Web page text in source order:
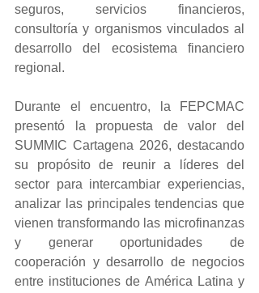
seguros, servicios financieros,
consultoría y organismos vinculados al
desarrollo del ecosistema financiero
regional.
Durante el encuentro, la FEPCMAC
presentó la propuesta de valor del
SUMMIC Cartagena 2026, destacando
su propósito de reunir a líderes del
sector para intercambiar experiencias,
analizar las principales tendencias que
vienen transformando las microfinanzas
y generar oportunidades de
cooperación y desarrollo de negocios
entre instituciones de América Latina y